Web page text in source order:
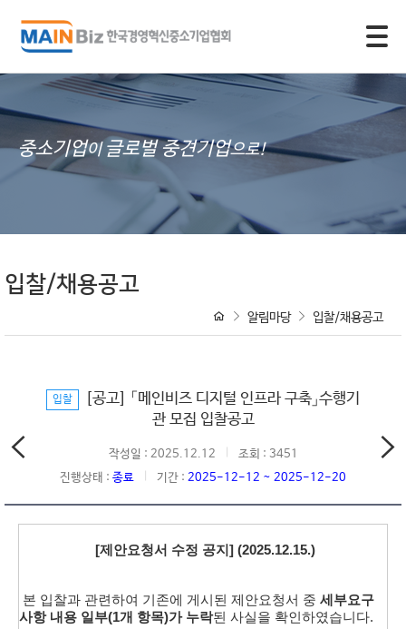
중소기업이 글로벌 중견기업으로!
입찰/채용공고
알림마당 입찰/채용공고
입찰
[공고] 「메인비즈 디지털 인프라 구축」수행기
관 모집 입찰공고
작성일 : 2025.12.12
조회 : 3451
진행상태 : 종료 기간 : 2025-12-12 ~ 2025-12-20
[제안요청서 수정 공지] (2025.12.15.)
본 입찰과 관련하여 기존에 게시된 제안요청서 중 세부요구
사항 내용 일부(1개 항목)가 누락된 사실을 확인하였습니다.